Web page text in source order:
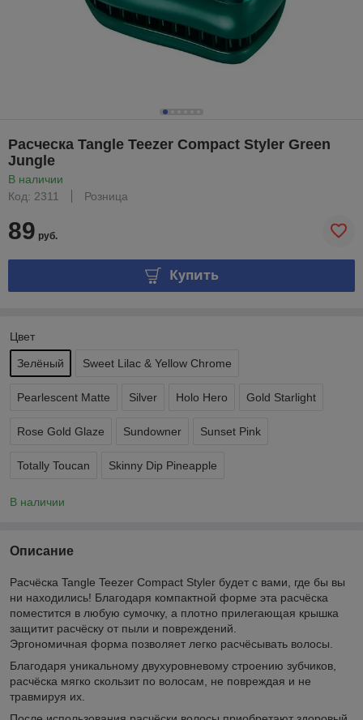
Расческа Tangle Teezer Compact Styler Green
Jungle
В наличии
Код: 2311
Розница
89 руб.
Купить
Цвет
Зелёный Sweet Lilac & Yellow Chrome
Pearlescent Matte Silver Holo Hero Gold Starlight
Rose Gold Glaze Sundowner Sunset Pink
Totally Toucan Skinny Dip Pineapple
В наличии
Описание
Расчёска Tangle Teezer Compact Styler будет с вами, где бы вы
ни находились! Благодаря компактной форме эта расчёска
поместится в любую сумочку, а плотно прилегающая крышка
защитит расчёску от пыли и повреждений.
Эргономичная форма позволяет легко расчёсывать волосы.
Благодаря уникальному двухуровневому строению зубчиков,
расчёска мягко скользит по волосам, не повреждая и не
травмируя их.